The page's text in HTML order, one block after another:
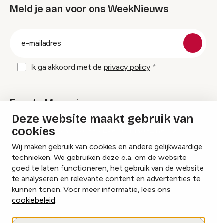
Deze website maakt gebruik van
cookies
Wij maken gebruik van cookies en andere gelijkwaardige
technieken. We gebruiken deze o.a. om de website
goed te laten functioneren, het gebruik van de website
te analyseren en relevante content en advertenties te
kunnen tonen. Voor meer informatie, lees ons
cookiebeleid.
Meld je aan voor ons WeekNieuws
Ik ga akkoord met de privacy policy
Events Magazine
Ik ontvang graag Events Magazine
InstagramFacebookLinkedIn
Cookies beheren